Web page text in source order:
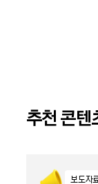
추천 콘텐
보도자